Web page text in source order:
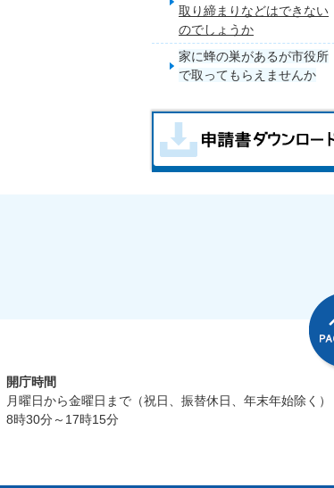
取り締まりなどはできない
のでしょうか
家に蜂の巣があるが市役所
で取ってもらえませんか
開庁時間
月曜日から金曜日まで（祝日、振替休日、年末年始除く）
8時30分～17時15分